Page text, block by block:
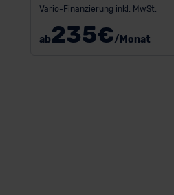
Vario-Finanzierung inkl. MwSt.
ab235€/Monat